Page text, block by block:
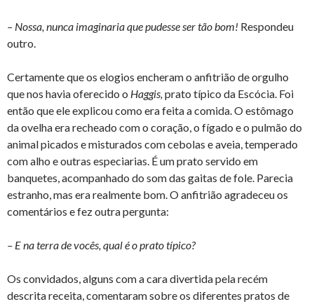
– Nossa, nunca imaginaria que pudesse ser tão bom! Respondeu
outro.
Certamente que os elogios encheram o anfitrião de orgulho
que nos havia oferecido o Haggis, prato típico da Escócia. Foi
então que ele explicou como era feita a comida. O estômago
da ovelha era recheado com o coração, o fígado e o pulmão do
animal picados e misturados com cebolas e aveia, temperado
com alho e outras especiarias. É um prato servido em
banquetes, acompanhado do som das gaitas de fole. Parecia
estranho, mas era realmente bom. O anfitrião agradeceu os
comentários e fez outra pergunta:
– E na terra de vocês, qual é o prato típico?
Os convidados, alguns com a cara divertida pela recém
descrita receita, comentaram sobre os diferentes pratos de